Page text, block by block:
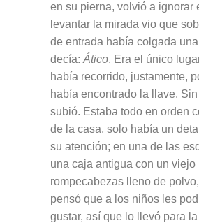
en su pierna, volvió a ignorar
levantar la mirada vio que
de entrada había colgada
decía: Ático. Era el único
había recorrido, justamente,
había encontrado la llave.
subió. Estaba todo en orden
de la casa, solo había un
su atención; en una de las
una caja antigua con un viejo
rompecabezas lleno de
pensó que a los niños les
gustar, así que lo llevó para